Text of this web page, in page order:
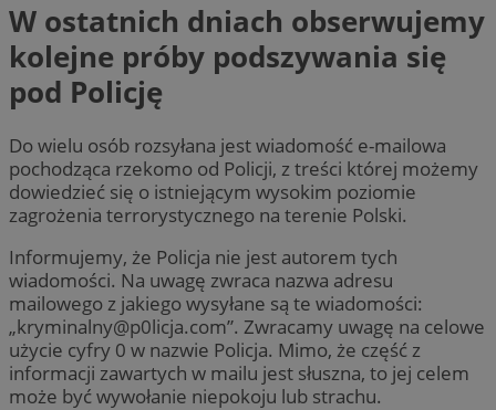
W ostatnich dniach obserwujemy
kolejne próby podszywania się
pod Policję
Do wielu osób rozsyłana jest wiadomość e-mailowa
pochodząca rzekomo od Policji, z treści której możemy
dowiedzieć się o istniejącym wysokim poziomie
zagrożenia terrorystycznego na terenie Polski.
Informujemy, że Policja nie jest autorem tych
wiadomości. Na uwagę zwraca nazwa adresu
mailowego z jakiego wysyłane są te wiadomości:
„kryminalny@p0licja.com”. Zwracamy uwagę na celowe
użycie cyfry 0 w nazwie Policja. Mimo, że część z
informacji zawartych w mailu jest słuszna, to jej celem
może być wywołanie niepokoju lub strachu.